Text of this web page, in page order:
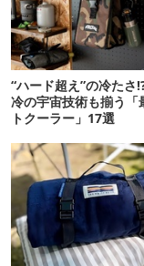
“ハード超え”の冷たさ
冷の宇宙技術も揃う「
トクーラー」17選